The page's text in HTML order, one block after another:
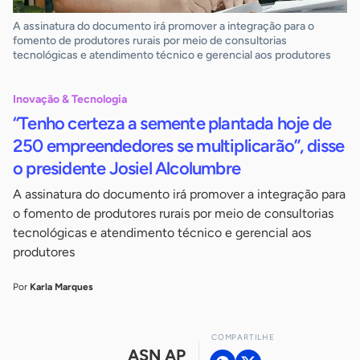
A assinatura do documento irá promover a integração para o
fomento de produtores rurais por meio de consultorias
tecnológicas e atendimento técnico e gerencial aos produtores
Inovação & Tecnologia
“Tenho certeza a semente plantada hoje de
250 empreendedores se multiplicarão”, disse
o presidente Josiel Alcolumbre
A assinatura do documento irá promover a integração para
o fomento de produtores rurais por meio de consultorias
tecnológicas e atendimento técnico e gerencial aos
produtores
Por Karla Marques
ASN AP
COMPARTILHE